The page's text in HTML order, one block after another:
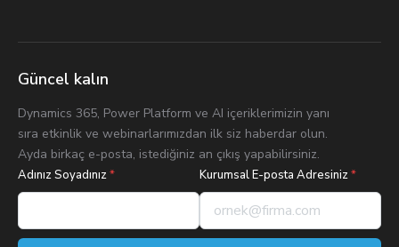
Güncel kalın
Dynamics 365, Power Platform ve AI içeriklerimizin yanı
sıra etkinlik ve webinarlarımızdan ilk siz haberdar olun.
Ayda birkaç e-posta, istediğiniz an çıkış yapabilirsiniz.
Adınız Soyadınız* Kurumsal E-posta Adresiniz*